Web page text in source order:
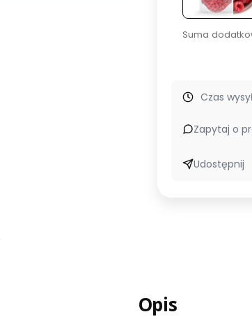
Suma
Czas
Zapytaj o
Udostępnij
Opis